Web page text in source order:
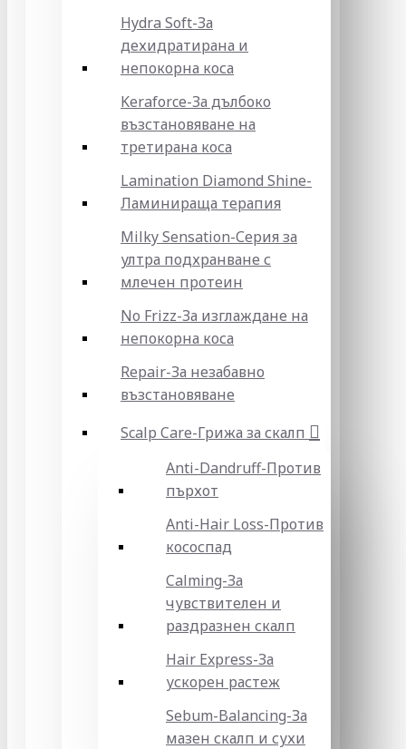
Hydra Soft-За
дехидратирана и
непокорна коса
Keraforce-За дълбоко
възстановяване на
третирана коса
Lamination Diamond Shine-
Ламинираща терапия
Milky Sensation-Серия за
ултра подхранване с
млечен протеин
No Frizz-За изглаждане на
непокорна коса
Repair-За незабавно
възстановяване
Scalp Care-Грижа за скалп
Anti-Dandruff-Против
пърхот
Anti-Hair Loss-Против
кососпад
Calming-За
чувствителен и
раздразнен скалп
Hair Express-За
ускорен растеж
Sebum-Balancing-За
мазен скалп и сухи